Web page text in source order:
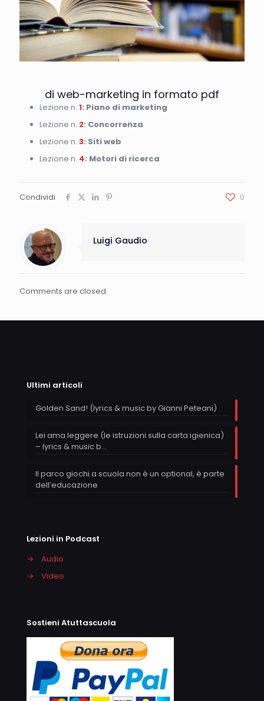
di web-marketing in formato pdf
Lezione n. 1: Piano di marketing
Lezione n. 2: Concorrenza
Lezione n. 3: Siti web
Lezione n. 4: Motori di ricerca
Condividi 0
Luigi Gaudio
Comments are closed.
Ultimi articoli
Golden Sand! (lyrics & music by Gianni Peteani)
Lei ama leggere (le istruzioni sulla carta igienica)
– lyrics & music b…
Il parco giochi a scuola non è un optional, è parte
dell’educazione
Lezioni in Podcast
→
Audio
→
Video
Sostieni Atuttascuola